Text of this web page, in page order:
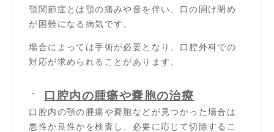
顎関節症とは顎の痛みや音を伴い、口の開け閉め
が困難になる病気です。
場合によっては手術が必要となり、口腔外科での
対応が求められることがあります。
口腔内の腫瘍や嚢胞の治療
口腔内の顎の腫瘍や嚢胞などが見つかった場合は
悪性か良性かを検査し、必要に応じて切除するこ